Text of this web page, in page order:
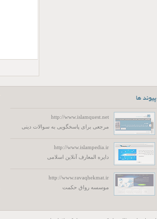
پیوند ها
http://www.islamquest.net
مرجعی برای پاسخگویی به سوالات دینی
http://www.islampedia.ir
دایره المعارف آنلاین اسلامی
http://www.ravaqhekmat.ir
موسسه رواق حکمت